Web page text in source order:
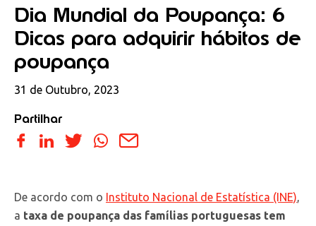
Dia Mundial da Poupança: 6
Dicas para adquirir hábitos de
poupança
31 de Outubro, 2023
Partilhar
De acordo com o Instituto Nacional de Estatística (INE)
a taxa de poupança das famílias portuguesas tem